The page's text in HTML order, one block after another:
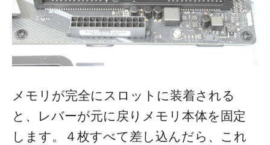
メモリが完全にスロットに装着される
と、レバーが元に戻りメモリ本体を固定
します。４枚すべて差し込んだら、これ